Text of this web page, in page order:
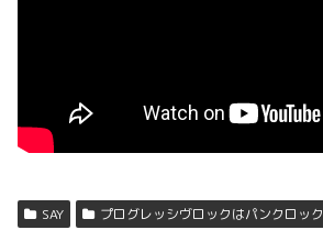
SAY プログレッシヴロックはパンクロック